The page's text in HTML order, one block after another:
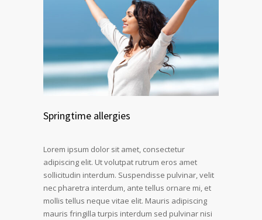
Springtime allergies
Lorem ipsum dolor sit amet, consectetur
adipiscing elit. Ut volutpat rutrum eros amet
sollicitudin interdum. Suspendisse pulvinar, velit
nec pharetra interdum, ante tellus ornare mi, et
mollis tellus neque vitae elit. Mauris adipiscing
mauris fringilla turpis interdum sed pulvinar nisi